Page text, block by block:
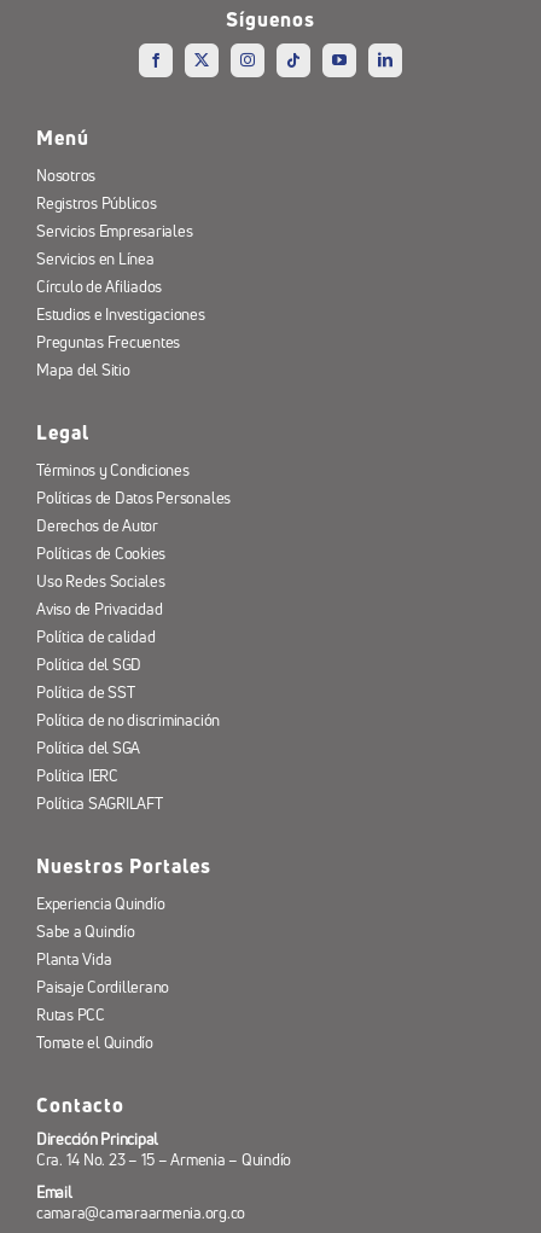
Síguenos
Menú
Nosotros
Registros Públicos
Servicios Empresariales
Servicios en Línea
Círculo de Afiliados
Estudios e Investigaciones
Preguntas Frecuentes
Mapa del Sitio
Legal
Términos y Condiciones
Políticas de Datos Personales
Derechos de Autor
Políticas de Cookies
Uso Redes Sociales
Aviso de Privacidad
Política de calidad
Política del SGD
Política de SST
Política de no discriminación
Política del SGA
Política IERC
Política SAGRILAFT
Nuestros Portales
Experiencia Quindío
Sabe a Quindío
Planta Vida
Paisaje Cordillerano
Rutas PCC
Tomate el Quindío
Contacto
Dirección Principal
Cra. 14 No. 23 – 15 – Armenia – Quindío
Email
camara@camaraarmenia.org.co